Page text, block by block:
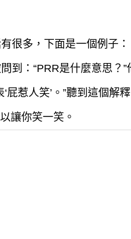
很多，下面是一個例子：
到：“PRR是什麼意思？
屁惹人笑’。”聽到這個解
讓你笑一笑。